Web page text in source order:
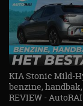
KIA Stonic Mild-
benzine,
REVIEW -